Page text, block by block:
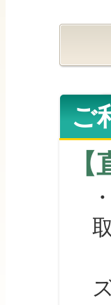
ご
・
※